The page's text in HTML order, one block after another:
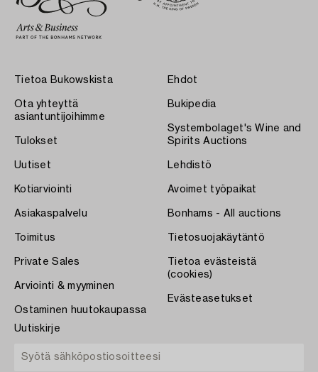
Tietoa Bukowskista
Ota yhteyttä
asiantuntijoihimme
Tulokset
Uutiset
Kotiarviointi
Asiakaspalvelu
Toimitus
Private Sales
Arviointi & myyminen
Ostaminen huutokaupassa
Ehdot
Bukipedia
Systembolaget's Wine and
Spirits Auctions
Lehdistö
Avoimet työpaikat
Bonhams - All auctions
Tietosuojakäytäntö
Tietoa evästeistä
(cookies)
Evästeasetukset
Uutiskirje